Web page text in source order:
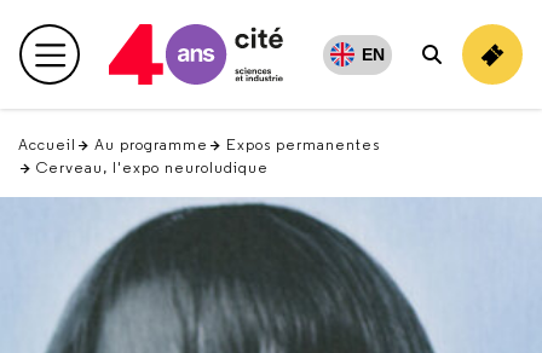
en
haut Menu principal EN Rechercher
Accueil Au programme
Expos permanentes
Cerveau, l'expo neuroludique